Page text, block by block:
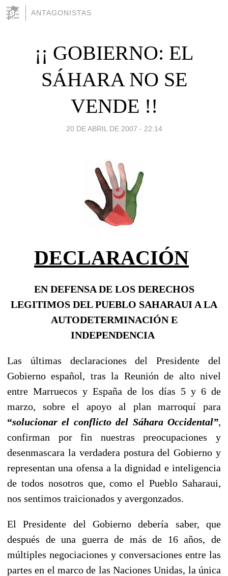
ANTAGONISTAS
¡¡ GOBIERNO: EL
SÁHARA NO SE
VENDE !!
20 DE ABRIL DE 2007 - 22:14
DECLARACIÓN
EN DEFENSA DE LOS DERECHOS
LEGITIMOS DEL PUEBLO SAHARAUI A LA
AUTODETERMINACIÓN E
INDEPENDENCIA
Las últimas declaraciones del Presidente del
Gobierno español, tras la Reunión de alto nivel
entre Marruecos y España de los días 5 y 6 de
marzo, sobre el apoyo al plan marroquí para
“solucionar el conflicto del Sáhara Occidental”,
confirman por fin nuestras preocupaciones y
desenmascara la verdadera postura del Gobierno y
representan una ofensa a la dignidad e inteligencia
de todos nosotros que, como el Pueblo Saharaui,
nos sentimos traicionados y avergonzados.
El Presidente del Gobierno debería saber, que
después de una guerra de más de 16 años, de
múltiples negociaciones y conversaciones entre las
partes en el marco de las Naciones Unidas, la única